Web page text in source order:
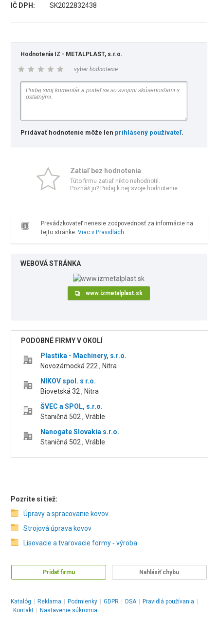
IČ DPH:
SK2022832438
Hodnotenia IZ - METALPLAST, s.r.o.
vyber hodnotenie
Pridávať hodnotenie môže len prihlásený používateľ.
Zatiaľ bez hodnotenia
Túto firmu zatiaľ nikto nehodnotil.
Poznáš ju? Pridaj k nej svoje hodnotenie.
Prevádzkovateľ nenesie zodpovednosť za informácie na
tejto stránke. Viac v Pravidlách
WEBOVÁ STRÁNKA
www.izmetalplast.sk
PODOBNÉ FIRMY V OKOLÍ
Plastika - Machinery, s.r.o.
Novozámocká 222 , Nitra
NIKOV spol. s r.o.
Biovetská 32 , Nitra
ŠVEC a SPOL, s.r.o.
Staničná 502 , Vráble
Nanogate Slovakia s.r.o.
Staničná 502 , Vráble
Pozrite si tiež:
Úpravy a spracovanie kovov
Strojová úprava kovov
Lisovacie a tvarovacie formy ‑ výroba
Pridať firmu Nahlásiť chybu
Katalóg Reklama Podmienky GDPR DSA Pravidlá používania
Kontakt
Nastavenie súkromia